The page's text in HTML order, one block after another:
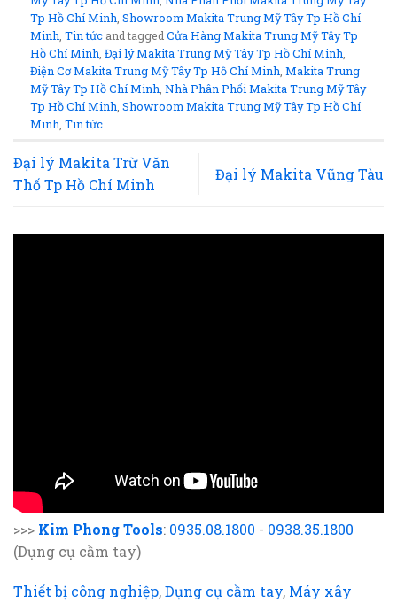
Tp Hồ Chí Minh ,Showroom Makita Trung Mỹ Tây Tp Hồ Chí
Minh ,Tin tức and taggedCửa Hàng Makita Trung Mỹ Tây Tp
Hồ Chí Minh ,Đại lý Makita Trung Mỹ Tây Tp Hồ Chí Minh
Điện Cơ Makita Trung Mỹ Tây Tp Hồ Chí Minh ,Makita Trung
Mỹ Tây Tp Hồ Chí Minh ,Nhà Phân Phối Makita Trung Mỹ Tây
Tp Hồ Chí Minh ,Showroom Makita Trung Mỹ Tây Tp Hồ Chí
Minh ,Tin tức
Đại lý Makita Trừ Văn
Thố Tp Hồ Chí Minh
Đại lý Makita Vũng Tàu
>>> Kim Phong Tools: 0935.08.1800 - 0938.35.1800
(Dụng cụ cầm tay)
Thiết bị công nghiệp,Dụng cụ cầm tay, Máy xây